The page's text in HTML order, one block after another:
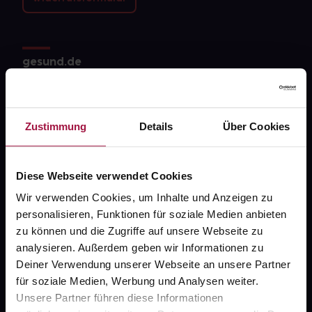
Zustimmung Details Über Cookies
Diese Webseite verwendet Cookies
Wir verwenden Cookies, um Inhalte und Anzeigen zu
personalisieren, Funktionen für soziale Medien anbieten
zu können und die Zugriffe auf unsere Webseite zu
analysieren. Außerdem geben wir Informationen zu
Deiner Verwendung unserer Webseite an unsere Partner
für soziale Medien, Werbung und Analysen weiter.
Unsere Partner führen diese Informationen
gesund.de
Newsletter
Barrierefreiheitserklärung
PAYBACK
gesund-versorger.de
Sanitätshäuser
AGB